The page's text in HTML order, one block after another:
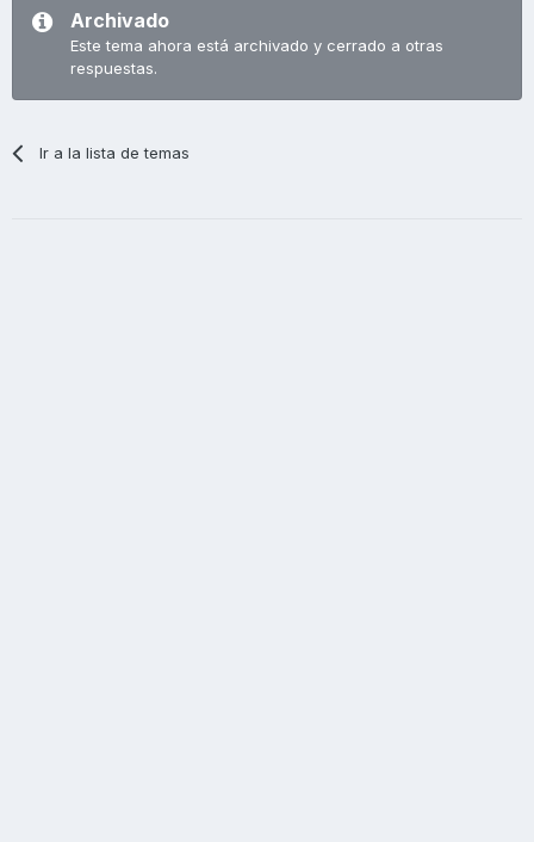
Archivado
Este tema ahora está archivado y cerrado a otras
respuestas.
Ir a la lista de temas